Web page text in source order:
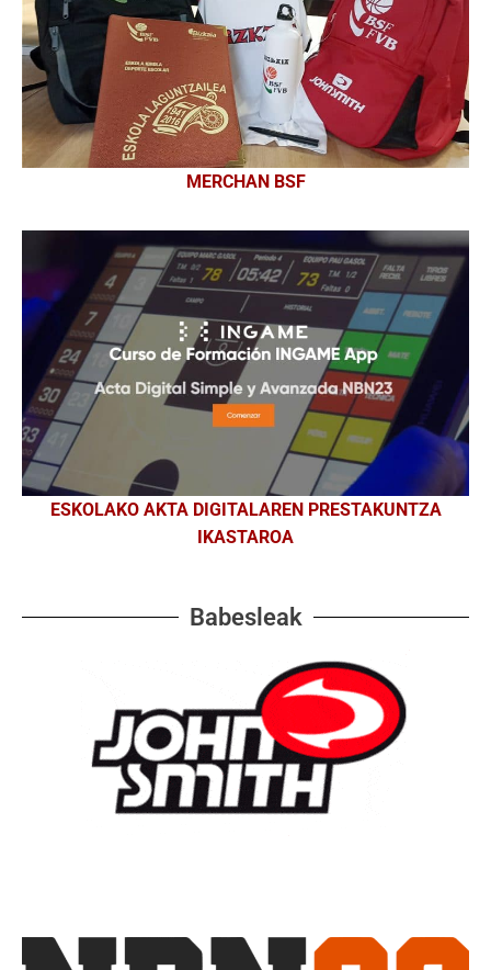
MERCHAN BSF
ESKOLAKO AKTA DIGITALAREN PRESTAKUNTZA
IKASTAROA
Babesleak